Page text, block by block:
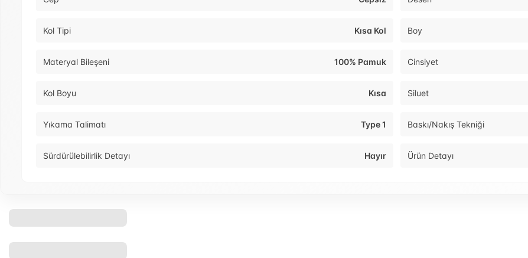
Kol Tipi Kısa Kol Boy
Materyal Bileşeni 100% Pamuk Cinsiyet
Kol Boyu Kısa Siluet
Yıkama Talimatı Type 1 Baskı/Nakış Tekniği
Sürdürülebilirlik Detayı Hayır Ürün Detayı